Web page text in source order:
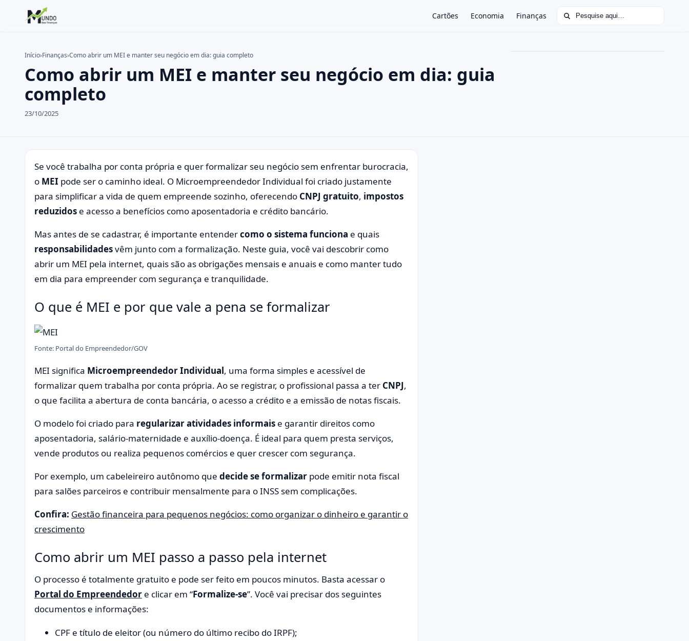
Cartões Economia Finanças Buscar por:
Buscar no site ×
Pressione Enter para buscar ou ESC para fechar.
Início›Finanças›Como abrir um MEI e manter seu negócio em dia: guia completo
Como abrir um MEI e manter seu negócio em dia: guia
completo
23/10/2025
Se você trabalha por conta própria e quer formalizar seu negócio sem enfrentar burocracia,
o MEI pode ser o caminho ideal. O Microempreendedor Individual foi criado justamente
para simplificar a vida de quem empreende sozinho, oferecendo CNPJ gratuito, impostos
reduzidos e acesso a benefícios como aposentadoria e crédito bancário.
Mas antes de se cadastrar, é importante entendercomo o sistema funciona e quais
responsabilidadesvêm junto com a formalização. Neste guia, você vai descobrir como
abrir um MEI pela internet, quais são as obrigações mensais e anuais e como manter tudo
em dia para empreender com segurança e tranquilidade.
O que é MEI e por que vale a pena se formalizar
Fonte: Portal do Empreendedor/GOV
MEI significa Microempreendedor Individual, uma forma simples e acessível de
formalizar quem trabalha por conta própria. Ao se registrar, o profissional passa a ter CNPJ,
o que facilita a abertura de conta bancária, o acesso a crédito e a emissão de notas fiscais.
O modelo foi criado para regularizar atividades informais e garantir direitos como
aposentadoria, salário-maternidade e auxílio-doença. É ideal para quem presta serviços,
vende produtos ou realiza pequenos comércios e quer crescer com segurança.
Por exemplo, um cabeleireiro autônomo que decide se formalizar pode emitir nota fiscal
para salões parceiros e contribuir mensalmente para o INSS sem complicações.
Confira: Gestão financeira para pequenos negócios: como organizar o dinheiro e garantir o
crescimento
Como abrir um MEI passo a passo pela internet
O processo é totalmente gratuito e pode ser feito em poucos minutos. Basta acessar o
Portal do Empreendedor e clicar em “Formalize-se”. Você vai precisar dos seguintes
documentos e informações:
CPF e título de eleitor (ou número do último recibo do IRPF);